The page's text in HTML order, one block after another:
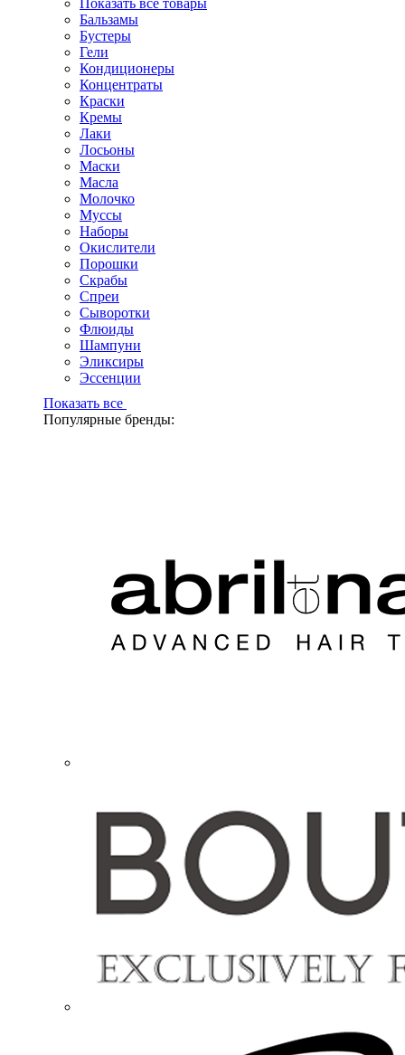
Показать все товары
Бальзамы
Бустеры
Гели
Кондиционеры
Концентраты
Краски
Кремы
Лаки
Лосьоны
Маски
Масла
Молочко
Муссы
Наборы
Окислители
Порошки
Скрабы
Спреи
Сыворотки
Флюиды
Шампуни
Эликсиры
Эссенции
Показать все
Популярные бренды: